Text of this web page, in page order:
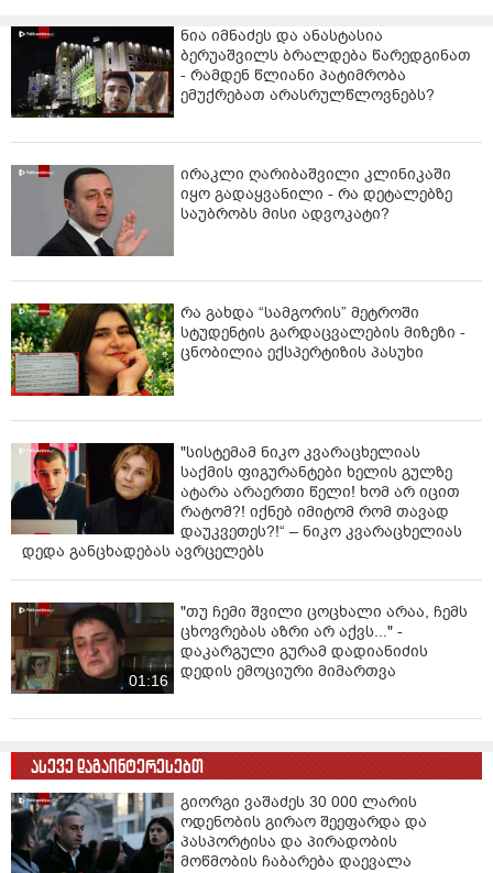
ნია იმნაძეს და ანასტასია
ბერუაშვილს ბრალდება წარედგინათ
- რამდენ წლიანი პატიმრობა
ემუქრებათ არასრულწლოვნებს?
ირაკლი ღარიბაშვილი კლინიკაში
იყო გადაყვანილი - რა დეტალებზე
საუბრობს მისი ადვოკატი?
რა გახდა “სამგორის” მეტროში
სტუდენტის გარდაცვალების მიზეზი -
ცნობილია ექსპერტიზის პასუხი
"სისტემამ ნიკო კვარაცხელიას
საქმის ფიგურანტები ხელის გულზე
ატარა არაერთი წელი! ხომ არ იცით
რატომ?! იქნებ იმიტომ რომ თავად
დაუკვეთეს?!“ – ნიკო კვარაცხელიას
დედა განცხადებას ავრცელებს
01:16
"თუ ჩემი შვილი ცოცხალი არაა, ჩემს
ცხოვრებას აზრი არ აქვს..." -
დაკარგული გურამ დადიანიძის
დედის ემოციური მიმართვა
ასევე დაგაინტერესებთ
გიორგი ვაშაძეს 30 000 ლარის
ოდენობის გირაო შეეფარდა და
პასპორტისა და პირადობის
მოწმობის ჩაბარება დაევალა